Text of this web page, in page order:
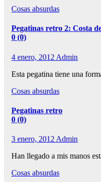
Cosas absurdas
Pegatinas retro 2: Costa
0 (0)
4 enero, 2012 Admin
Esta pegatina tiene una
Cosas absurdas
Pegatinas retro
0 (0)
3 enero, 2012 Admin
Han llegado a mis manos
Cosas absurdas